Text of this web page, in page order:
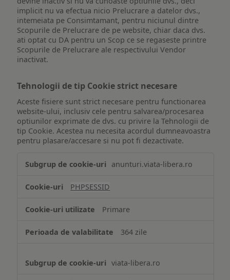
implicit nu va efectua nicio Prelucrare a datelor dvs.,
intemeiata pe Consimtamant, pentru niciunul dintre
Scopurile de Prelucrare de pe website, chiar daca dvs.
ati optat cu DA pentru un Scop ce se regaseste printre
Scopurile de Prelucrare ale respectivului Vendor
inactivat.
Tehnologii de tip Cookie strict necesare
Aceste fisiere sunt strict necesare pentru functionarea
website-ului, inclusiv cele pentru salvarea/procesarea
optiunilor exprimate de dvs. cu privire la Tehnologii de
tip Cookie. Acestea nu necesita acordul dumneavoastra
pentru plasare/accesare si nu pot fi dezactivate.
de
Cookie
necesare
anunturi.viata-libera.ro
PHPSESSID
Primare
364 zile
viata-libera.ro